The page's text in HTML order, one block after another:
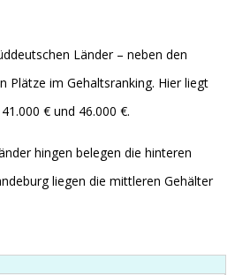
Länder – neben den
Plätze im Gehaltsranking. Hier liegt
€ und 46.000 €.
hingen belegen die hinteren
liegen die mittleren Gehälter